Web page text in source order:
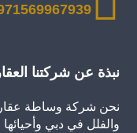
نبذة عن شركتنا
نحن شركة وساطة
والفلل في دبي